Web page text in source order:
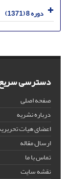
دوره 8 (1371)
دسترسی
صفحه اصلی
درباره نشریه
اعضای هیات
ارسال مقاله
تماس با ما
نقشه سایت